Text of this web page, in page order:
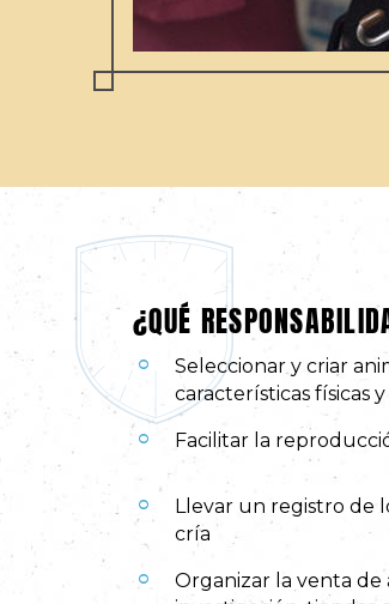
¿QUÉ
Seleccionar y criar
características físicas
Facilitar la
Llevar un registro de
cría
Organizar la venta de